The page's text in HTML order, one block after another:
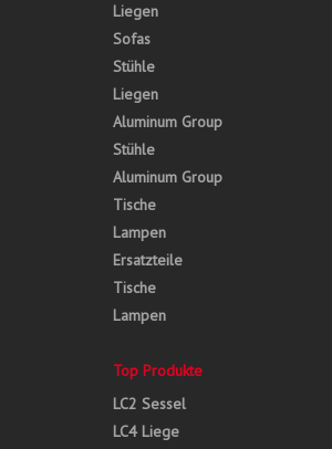
Liegen
Sofas
Stühle
Liegen
Aluminum Group
Stühle
Aluminum Group
Tische
Lampen
Ersatzteile
Tische
Lampen
Top Produkte
LC2 Sessel
LC4 Liege